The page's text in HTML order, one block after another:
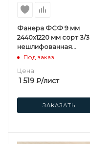
Фанера ФСФ 9 мм
2440х1220 мм сорт 3/3
нешлифованная
хвойная
Под заказ
Цена:
1 519 ₽/лист
ЗАКАЗАТЬ